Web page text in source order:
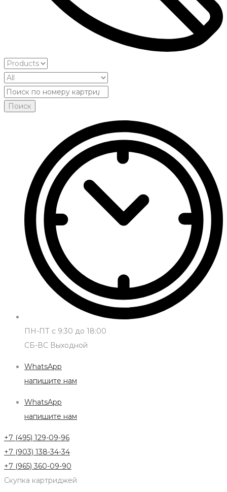
ПН-ПТ с 9:30 до 18:00
СБ-ВС Выходной
WhatsApp
напишите нам
WhatsApp
напишите нам
+7 (495) 129-09-96
+7 (903) 138-34-34
+7 (965) 360-09-90
Скупка картриджей